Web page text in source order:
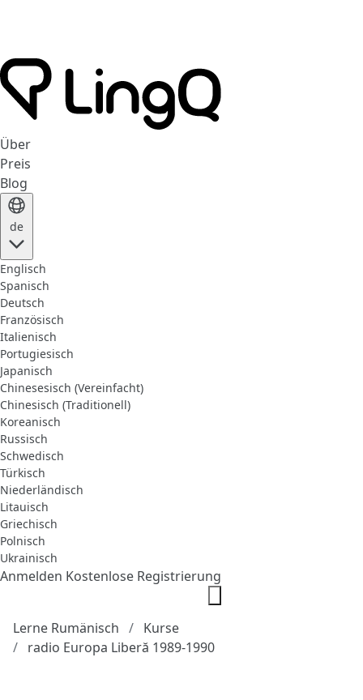
Über
Preis
Blog
de
Englisch
Spanisch
Deutsch
Französisch
Italienisch
Portugiesisch
Japanisch
Chinesesisch (Vereinfacht)
Chinesisch (Traditionell)
Koreanisch
Russisch
Schwedisch
Türkisch
Niederländisch
Litauisch
Griechisch
Polnisch
Ukrainisch
Anmelden Kostenlose Registrierung
Lerne Rumänisch
Kurse
radio Europa Liberă 1989-1990